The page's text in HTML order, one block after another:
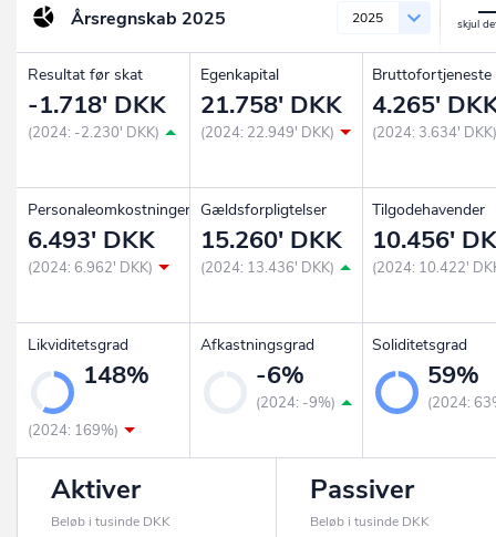
Årsregnskab 2025 2025
Resultat før skat
-1.718' DKK
(2024: -2.230' DKK)
Egenkapital
21.758' DKK
(2024: 22.949' DKK)
Bruttofortjeneste
4.265'
(2024: 3.634'
Personaleomkostninger
6.493' DKK
(2024: 6.962' DKK)
Gældsforpligtelser
15.260' DKK
(2024: 13.436' DKK)
Tilgodehavender
10.456'
(2024: 10.422'
Likviditetsgrad
148%
(2024: 169%)
Afkastningsgrad
-6%
(2024: -9%)
Soliditetsgrad
59%
(2024:
Aktiver
Beløb i tusinde DKK
Passiver
Beløb i tusinde DKK